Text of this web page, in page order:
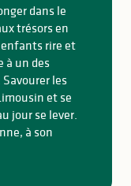
dans le
trésors en
rire et
à un des
les
et se
jour se lever.
à son